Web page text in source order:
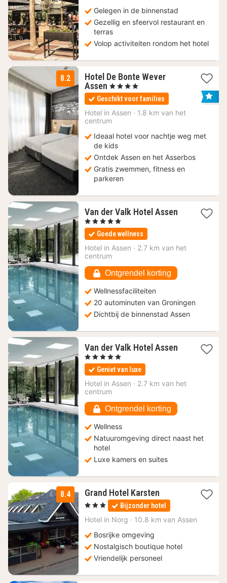
Gelegen in de binnenstad
Gezellig en sfeervol restaurant en
terras
Volop activiteiten rondom het hotel
8.2
Hotel De Bonte Wever
Assen 3
nachten
vanaf
89
€
, 4 Sterren
Geschikt voor families
Hotel in Assen · 1.8 km van het
centrum
Ideaal hotel voor nachtje weg met
de kids
Ontdek Assen en het Asserbos
Gratis zwemmen, fitness en
parkeren
Van der Valk Hotel Assen1
€
, 5 Sterren
Goede wellness
Hotel in Assen · 2.7 km van het
centrum
Ontgrendel korting
Wellnessfaciliteiten
20 autominuten van Groningen
Dichtbij de binnenstad Assen
Van der Valk Hotel Assen1
€
, 5 Sterren
Geniet van luxe
Hotel in Assen · 2.7 km van het
centrum
Ontgrendel korting
Wellness
Natuuromgeving direct naast het
hotel
Luxe kamers en suites
8.4 Grand Hotel Karsten2
nachten
vanaf
134
, 3 Sterren Bijzonder hotel
Hotel in Norg · 10.8 km van Assen
Bosrijke omgeving
Nostalgisch boutique hotel
Vriendelijk personeel